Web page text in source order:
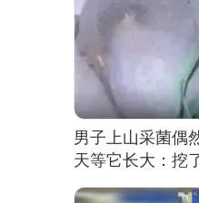
男子上山采菌偶
天等它长大：挖